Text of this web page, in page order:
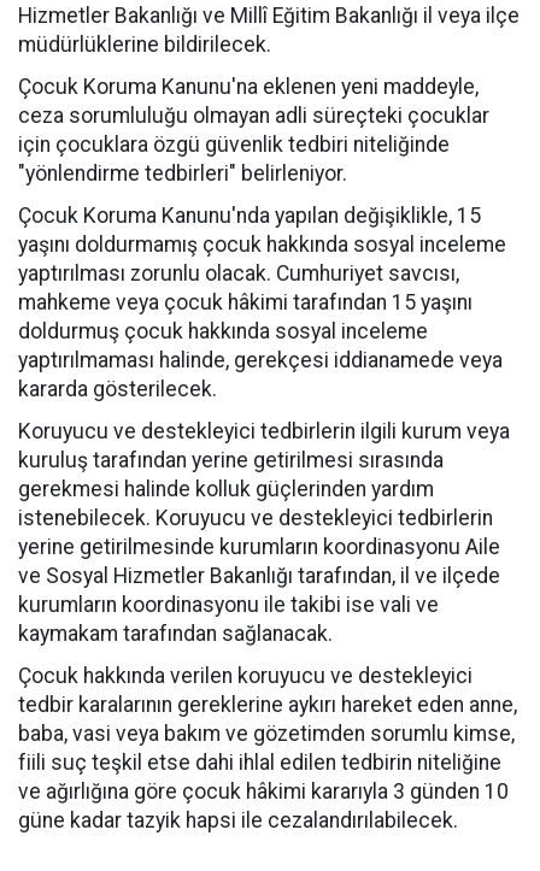
Hizmetler Bakanlığı ve Millî Eğitim Bakanlığı il veya ilçe
müdürlüklerine bildirilecek.
Çocuk Koruma Kanunu'na eklenen yeni maddeyle,
ceza sorumluluğu olmayan adli süreçteki çocuklar
için çocuklara özgü güvenlik tedbiri niteliğinde
"yönlendirme tedbirleri" belirleniyor.
Çocuk Koruma Kanunu'nda yapılan değişiklikle, 15
yaşını doldurmamış çocuk hakkında sosyal inceleme
yaptırılması zorunlu olacak. Cumhuriyet savcısı,
mahkeme veya çocuk hâkimi tarafından 15 yaşını
doldurmuş çocuk hakkında sosyal inceleme
yaptırılmaması halinde, gerekçesi iddianamede veya
kararda gösterilecek.
Koruyucu ve destekleyici tedbirlerin ilgili kurum veya
kuruluş tarafından yerine getirilmesi sırasında
gerekmesi halinde kolluk güçlerinden yardım
istenebilecek. Koruyucu ve destekleyici tedbirlerin
yerine getirilmesinde kurumların koordinasyonu Aile
ve Sosyal Hizmetler Bakanlığı tarafından, il ve ilçede
kurumların koordinasyonu ile takibi ise vali ve
kaymakam tarafından sağlanacak.
Çocuk hakkında verilen koruyucu ve destekleyici
tedbir karalarının gereklerine aykırı hareket eden anne,
baba, vasi veya bakım ve gözetimden sorumlu kimse,
fiili suç teşkil etse dahi ihlal edilen tedbirin niteliğine
ve ağırlığına göre çocuk hâkimi kararıyla 3 günden 10
güne kadar tazyik hapsi ile cezalandırılabilecek.